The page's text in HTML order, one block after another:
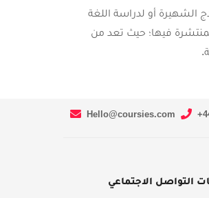
الشهيرة أو لدراسة اللغة
فيها؛ حيث تعد من
Hello@coursies.com
التواصل الاجتماعي